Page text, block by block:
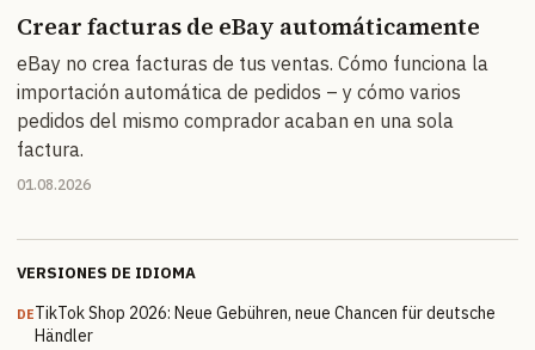
Crear facturas de eBay automáticamente
eBay no crea facturas de tus ventas. Cómo funciona la
importación automática de pedidos – y cómo varios
pedidos del mismo comprador acaban en una sola
factura.
01.08.2026
VERSIONES DE IDIOMA
DETikTok Shop 2026: Neue Gebühren, neue Chancen für deutsche
Händler